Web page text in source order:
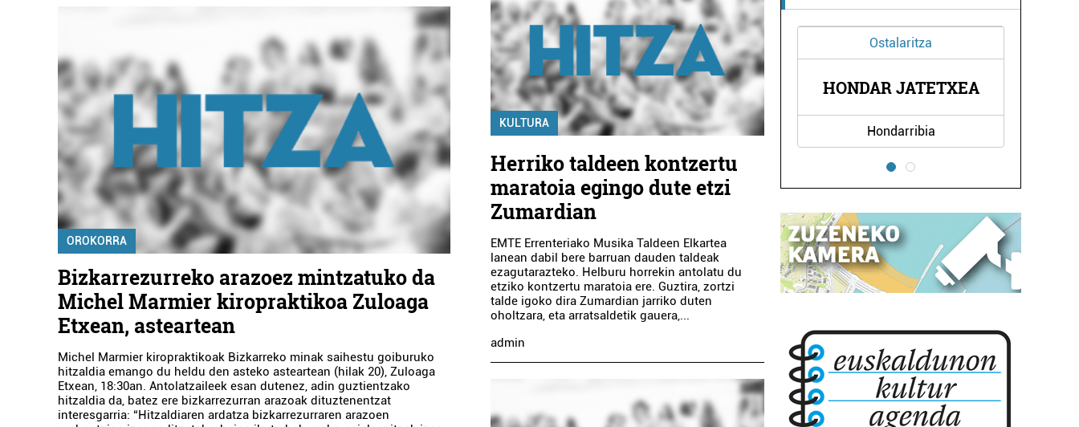
OROKORRA
Bizkarrezurreko arazoez mintzatuko da
Michel Marmier kiropraktikoa Zuloaga
Etxean, asteartean
Michel Marmier kiropraktikoak Bizkarreko minak saihestu goiburuko
hitzaldia emango du heldu den asteko asteartean (hilak 20), Zuloaga
Etxean, 18:30an. Antolatzaileek esan dutenez, adin guztientzako
hitzaldia da, batez ere bizkarrezurran arazoak dituztenentzat
interesgarria: “Hitzaldiaren ardatza bizkarrezurraren arazoen
KULTURA
Herriko taldeen kontzertu
maratoia egingo dute etzi
Zumardian
EMTE Errenteriako Musika Taldeen Elkartea
lanean dabil bere barruan dauden taldeak
ezagutarazteko. Helburu horrekin antolatu du
etziko kontzertu maratoia ere. Guztira, zortzi
talde igoko dira Zumardian jarriko duten
oholtzara, eta arratsaldetik gauera,...
admin
Ostalaritza
HONDAR JATETXEA
Hondarribia
Garraioak
IPARBUS AUTOBUSAK
Oiartzun
HONDAR JATETXEA
Hondarribia
IPARBUS